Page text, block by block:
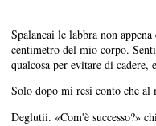
Spalancai le labbra non
centimetro del mio corpo.
qualcosa per evitare di
Solo dopo mi resi conto che
Deglutii. «Com'è successo?»